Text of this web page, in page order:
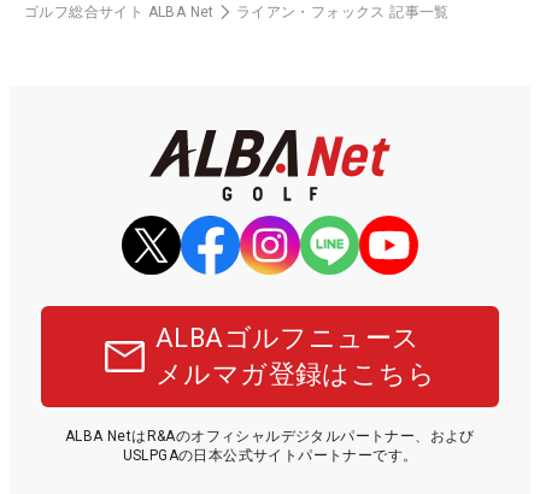
ゴルフ総合サイト ALBA Net ライアン・フォックス 記事一覧
ALBAゴルフニュース
メルマガ登録はこちら
ALBA NetはR&Aのオフィシャルデジタルパートナー、および
USLPGAの日本公式サイトパートナーです。